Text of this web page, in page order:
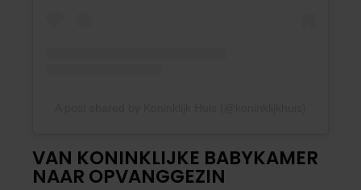
VAN KONINKLIJKE BABYKAMER
NAAR OPVANGGEZIN